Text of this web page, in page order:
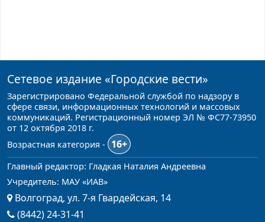
Сетевое издание «Городские вести»
Зарегистрировано Федеральной службой по надзору в
сфере связи, информационных технологий и массовых
коммуникаций. Регистрационный номер ЭЛ № ФС77-73950
от 12 октября 2018 г.
Возрастная категория -
16+
Главный редактор: Гладкая Наталия Андреевна
Учредитель: МАУ «ИАВ»
Волгоград, ул. 7-я Гвардейская, 14
(8442) 24-31-41